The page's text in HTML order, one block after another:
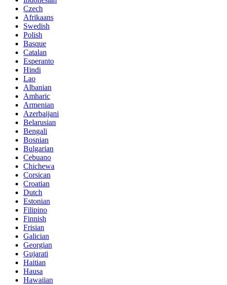
Czech
Afrikaans
Swedish
Polish
Basque
Catalan
Esperanto
Hindi
Lao
Albanian
Amharic
Armenian
Azerbaijani
Belarusian
Bengali
Bosnian
Bulgarian
Cebuano
Chichewa
Corsican
Croatian
Dutch
Estonian
Filipino
Finnish
Frisian
Galician
Georgian
Gujarati
Haitian
Hausa
Hawaiian